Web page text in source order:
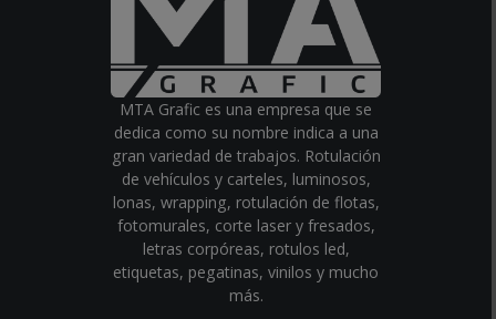
MTA Grafic es una empresa que se
dedica como su nombre indica a una
gran variedad de trabajos. Rotulación
de vehículos y carteles, luminosos,
lonas, wrapping, rotulación de flotas,
fotomurales, corte laser y fresados,
letras corpóreas, rotulos led,
etiquetas, pegatinas, vinilos y mucho
más.